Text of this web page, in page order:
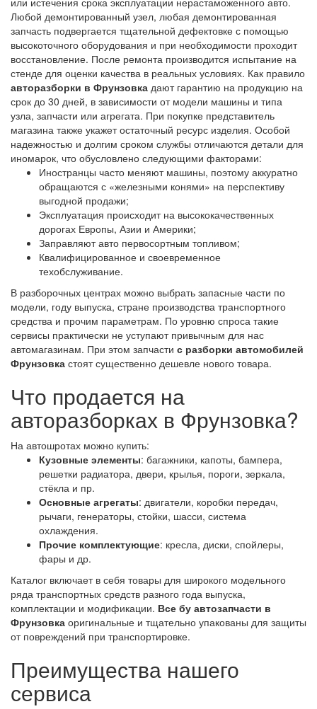
Любой демонтированный узел, любая демонтированная
запчасть подвергается тщательной дефектовке с помощью
высокоточного оборудования и при необходимости проходит
восстановление. После ремонта производится испытание на
стенде для оценки качества в реальных условиях. Как правило
авторазборки в Фрунзовка дают гарантию на продукцию на
срок до 30 дней, в зависимости от модели машины и типа
узла, запчасти или агрегата. При покупке представитель
магазина также укажет остаточный ресурс изделия. Особой
надежностью и долгим сроком службы отличаются детали для
иномарок, что обусловлено следующими факторами:
Иностранцы часто меняют машины, поэтому аккуратно
обращаются с «железными конями» на перспективу
выгодной продажи;
Эксплуатация происходит на высококачественных
дорогах Европы, Азии и Америки;
Заправляют авто первосортным топливом;
Квалифицированное и своевременное
техобслуживание.
В разборочных центрах можно выбрать запасные части по
модели, году выпуска, стране производства транспортного
средства и прочим параметрам. По уровню спроса такие
сервисы практически не уступают привычным для нас
автомагазинам. При этом запчасти с разборки автомобилей
Фрунзовка стоят существенно дешевле нового товара.
Что продается на
авторазборках в Фрунзовка?
На автошротах можно купить:
Кузовные элементы: багажники, капоты, бампера,
решетки радиатора, двери, крылья, пороги, зеркала,
стёкла и пр.
Основные агрегаты: двигатели, коробки передач,
рычаги, генераторы, стойки, шасси, система
охлаждения.
Прочие комплектующие: кресла, диски, спойлеры,
фары и др.
Каталог включает в себя товары для широкого модельного
ряда транспортных средств разного года выпуска,
комплектации и модификации. Все бу автозапчасти в
Фрунзовка оригинальные и тщательно упакованы для защиты
от повреждений при транспортировке.
Преимущества нашего
сервиса